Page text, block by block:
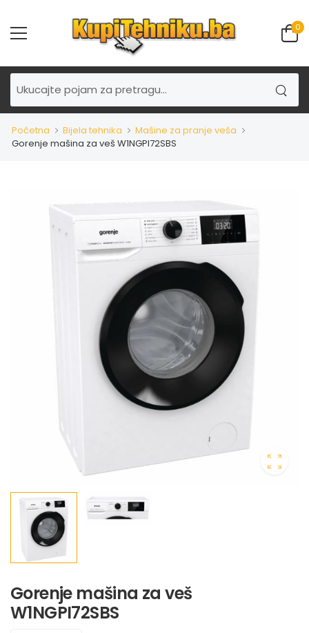
0
Početna Bijela tehnika
Mašine za pranje veša
Gorenje mašina za veš W1NGPI72SBS
Gorenje mašina za veš
W1NGPI72SBS